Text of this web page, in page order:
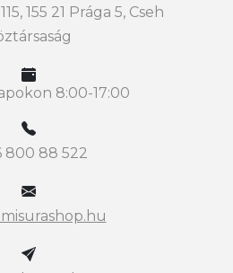
155 21 Prága 5, Cseh
8:00-17:00
800 88 522